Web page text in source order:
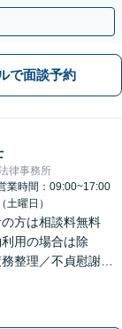
で面談予約
律事務所
業時間：09:00~17:00
（土曜日）
の方は相談料無料
利用の場合は除
整理／不貞慰謝料